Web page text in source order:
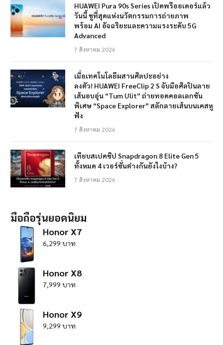
HUAWEI Pura 90s Series เปิดพรีออเดอร์แล้ว
วันนี้ ชูที่สุดแห่งนวัตกรรมการถ่ายภาพ
พร้อม AI อัจฉริยะและความแรงระดับ 5G
Advanced
7 สิงหาคม 2026
เมื่อเทคโนโลยีผสานศิลปะอย่าง
ลงตัว! HUAWEI FreeClip 2 S จับมือศิลปินลาย
เส้นอบอุ่น “Tum Ulit” ถ่ายทอดคอลเลกชัน
พิเศษ “Space Explorer” สลักลายเส้นบนเคสหู
ฟัง
7 สิงหาคม 2026
เทียบสเปคชิป Snapdragon 8 Elite Gen 5
ทั้งหมด 4 เวอร์ชั่นต่างกันยังไงบ้าง?
7 สิงหาคม 2026
มือถือรุ่นยอดนิยม
Honor X7
6,299 บาท
Honor X8
7,999 บาท
Honor X9
9,299 บาท